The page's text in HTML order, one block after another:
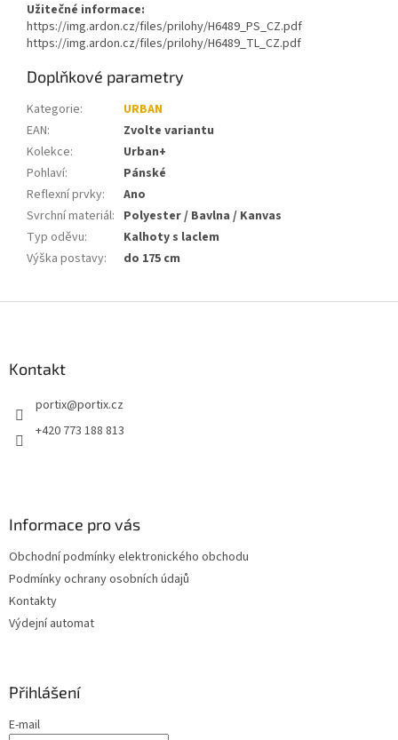
Užitečné informace:
https://img.ardon.cz/files/prilohy/H6489_PS_CZ.pdf
https://img.ardon.cz/files/prilohy/H6489_TL_CZ.pdf
Doplňkové parametry
Kategorie:
URBAN
EAN:
Zvolte variantu
Kolekce:
Urban+
Pohlaví:
Pánské
Reflexní prvky:
Ano
Svrchní materiál: Polyester / Bavlna / Kanvas
Typ oděvu:
Kalhoty s laclem
Výška postavy: do 175 cm
Kontakt
portix@portix.cz
+420 773 188 813
Informace pro vás
Obchodní podmínky elektronického obchodu
Podmínky ochrany osobních údajů
Kontakty
Výdejní automat
Přihlášení
E-mail